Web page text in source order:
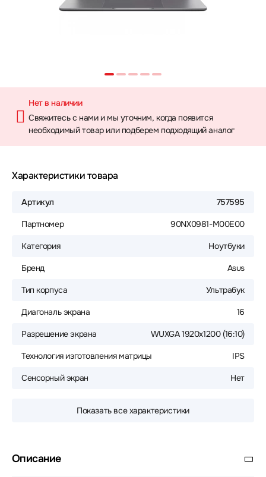
Нет в наличии
Свяжитесь с нами и мы уточним, когда появится
необходимый товар или подберем подходящий аналог
Характеристики товара
Артикул 757595
Партномер 90NX0981-M00E00
Категория Ноутбуки
Бренд Asus
Тип корпуса Ультрабук
Диагональ экрана 16
Разрешение экрана WUXGA 1920x1200 (16:10)
Технология изготовления матрицы IPS
Сенсорный экран Нет
Показать все характеристики
Описание